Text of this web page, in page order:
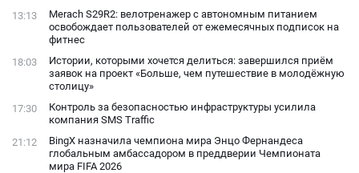
13:13
Merach S29R2: велотренажер с автономным питанием
освобождает пользователей от ежемесячных подписок на
фитнес
18:03
Истории, которыми хочется делиться: завершился приём
заявок на проект «Больше, чем путешествие в молодёжную
столицу»
17:30
Контроль за безопасностью инфраструктуры усилила
компания SMS Traffic
21:12
BingX назначила чемпиона мира Энцо Фернандеса
глобальным амбассадором в преддверии Чемпионата
мира FIFA 2026